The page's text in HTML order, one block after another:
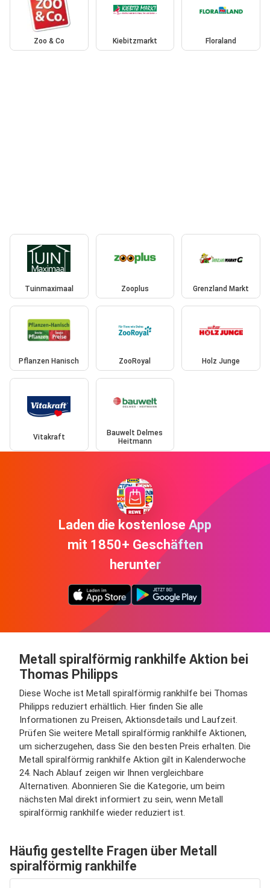
Zoo & Co Kiebitzmarkt Floraland
Tuinmaximaal Zooplus Grenzland Markt
Pflanzen Hanisch ZooRoyal Holz Junge
Vitakraft
Bauwelt Delmes
Heitmann
Laden die kostenlose App
mit 1850+ Geschäften
herunter
Metall spiralförmig rankhilfe Aktion bei
Thomas Philipps
Diese Woche ist Metall spiralförmig rankhilfe bei Thomas
Philipps reduziert erhältlich. Hier finden Sie alle
Informationen zu Preisen, Aktionsdetails und Laufzeit.
Prüfen Sie weitere Metall spiralförmig rankhilfe Aktionen,
um sicherzugehen, dass Sie den besten Preis erhalten. Die
Metall spiralförmig rankhilfe Aktion gilt in Kalenderwoche
24. Nach Ablauf zeigen wir Ihnen vergleichbare
Alternativen. Abonnieren Sie die Kategorie, um beim
nächsten Mal direkt informiert zu sein, wenn Metall
spiralförmig rankhilfe wieder reduziert ist.
Häufig gestellte Fragen über Metall
spiralförmig rankhilfe